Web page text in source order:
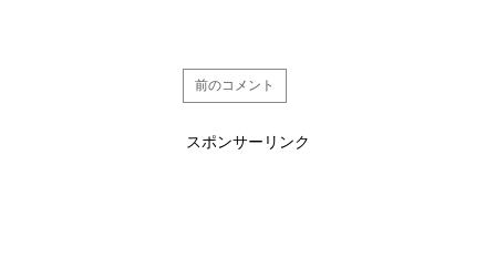
前のコメント
スポンサーリンク